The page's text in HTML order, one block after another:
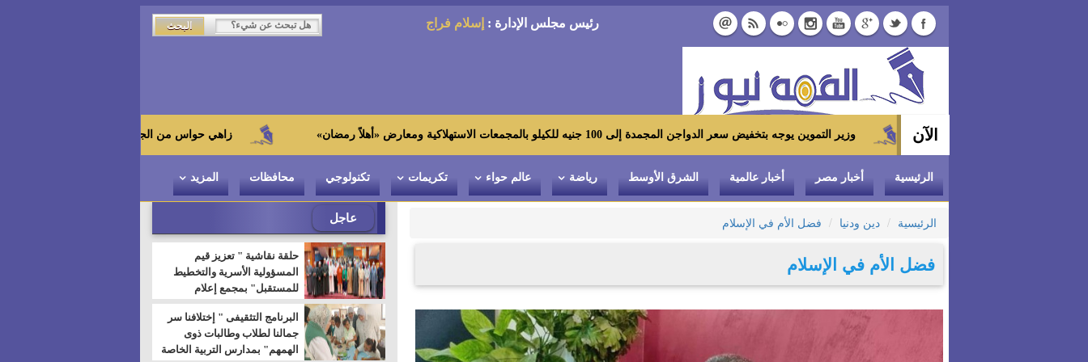
رئيس مجلس الإدارة : إسلام فراج
الآن زاهي حواس من الجامعة اليابانية : "توت عنخ آمون" هو بطل وزير التموين يوجه بتخفيض سعر الدواجن المجمدة إلى 100 جنيه للكيلو بالمجمعات الاستهلاكية ومعارض «أهلاً رمضان»
الرئيسية أخبار مصر أخبار عالمية الشرق الأوسط رياضة عالم حواء تكريمات تكنولوجي محافظات المزيد
الرئيسية دين ودنيا فضل الأم في الإسلام
فضل الأم في الإسلام
عاجل
حلقة نقاشية " تعزيز قيم
المسؤولية الأسرية والتخطيط
للمستقبل" بمجمع إعلام
السويس
البرنامج التثقيفى " إختلافنا سر
جمالنا لطلاب وطالبات ذوى
الهمهم" بمدارس التربية الخاصة